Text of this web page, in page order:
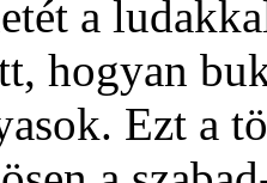
a
hogyan
Ezt a